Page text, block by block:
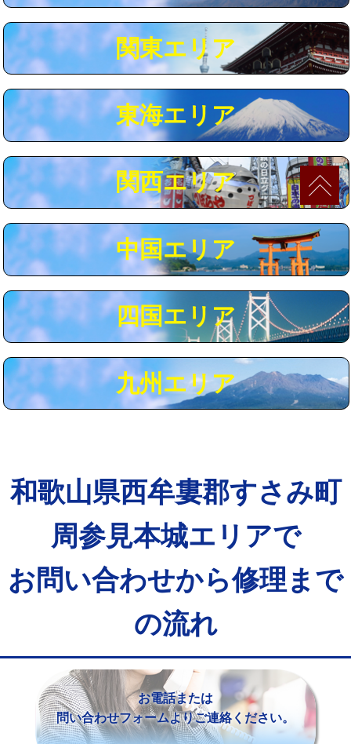
マス交換（土の掘削・埋め戻し作業） 11,000円~
マス交換（深さ50㎝未満） 55,000円
マス交換（深さ50㎝以上） 66,000円
コンクリート斫り（厚さ10㎝まで） 27,500円
コンクリート斫り（厚さ10㎝超え） 38,500円
モルタル補修（厚さ10㎝まで） 27,500円
追加人工 16,500円
※給水管工事は20mmまでの価格です。
関東エリア
東海エリア
関西エリア
中国エリア
四国エリア
九州エリア
和歌山県西牟婁郡すさみ町
周参見本城エリアで
お問い合わせから修理まで
の流れ
お電話または
問い合わせフォームよりご連絡ください。